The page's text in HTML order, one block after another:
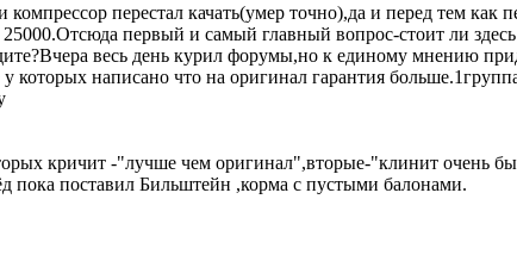
перестал качать(умер точно),да и перед тем как
первый и самый главный вопрос-стоит ли здесь
весь день курил форумы,но к единому мнению
написано что на оригинал гарантия
кричит -"лучше чем оригинал",вторые-"клинит очень
пока поставил Бильштейн ,корма с пустыми балонами.